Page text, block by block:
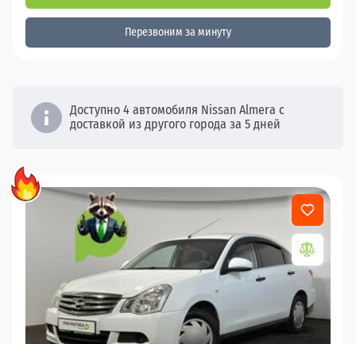
Перезвоним за минуту
Доступно 4 автомобиля Nissan Almera с
доставкой из другого города за 5 дней